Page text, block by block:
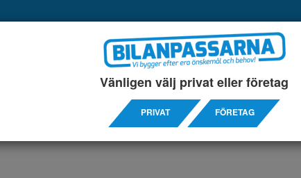
SERVICEINREDNINGAR
Vänligen välj privat eller företag
PRIVAT FÖRETAG